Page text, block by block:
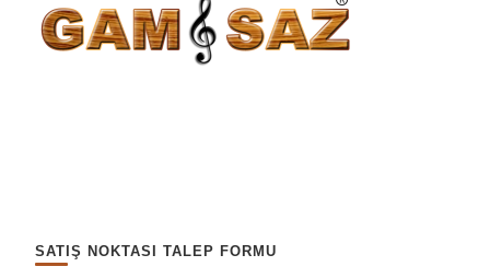
SATIŞ NOKTASI TALEP FORMU